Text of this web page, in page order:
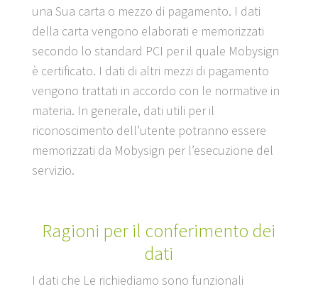
una Sua carta o mezzo di pagamento. I dati
della carta vengono elaborati e memorizzati
secondo lo standard PCI per il quale Mobysign
è certificato. I dati di altri mezzi di pagamento
vengono trattati in accordo con le normative in
materia. In generale, dati utili per il
riconoscimento dell’utente potranno essere
memorizzati da Mobysign per l’esecuzione del
servizio.
Ragioni per il conferimento dei
dati
I dati che Le richiediamo sono funzionali